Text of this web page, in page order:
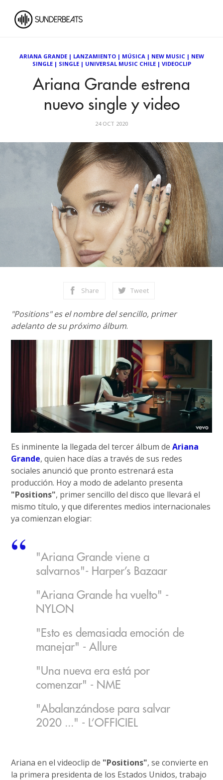
ARIANA GRANDE| LANZAMIENTO| MÚSICA| NEW MUSIC| NEW
SINGLE| SINGLE| UNIVERSAL MUSIC CHILE| VIDEOCLIP
Ariana Grande estrena
nuevo single y video
24 OCT 2020
Share Tweet
"Positions" es el nombre del sencillo, primer
adelanto de su próximo álbum.
Es inminente la llegada del tercer álbum deAriana
Grande, quien hace días a través de sus redes
sociales anunció que pronto estrenará esta
producción. Hoy a modo de adelanto presenta
"Positions", primer sencillo del disco que llevará el
mismo título, y que diferentes medios internacionales
ya comienzan elogiar:
"Ariana Grande viene a
salvarnos"- Harper’s Bazaar
"Ariana Grande ha vuelto" -
NYLON
"Esto es demasiada emoción de
manejar" - Allure
"Una nueva era está por
comenzar" - NME
"Abalanzándose para salvar
2020 ..." - L’OFFICIEL
Ariana en el videoclip de "Positions", se convierte en
la primera presidenta de los Estados Unidos, trabajo